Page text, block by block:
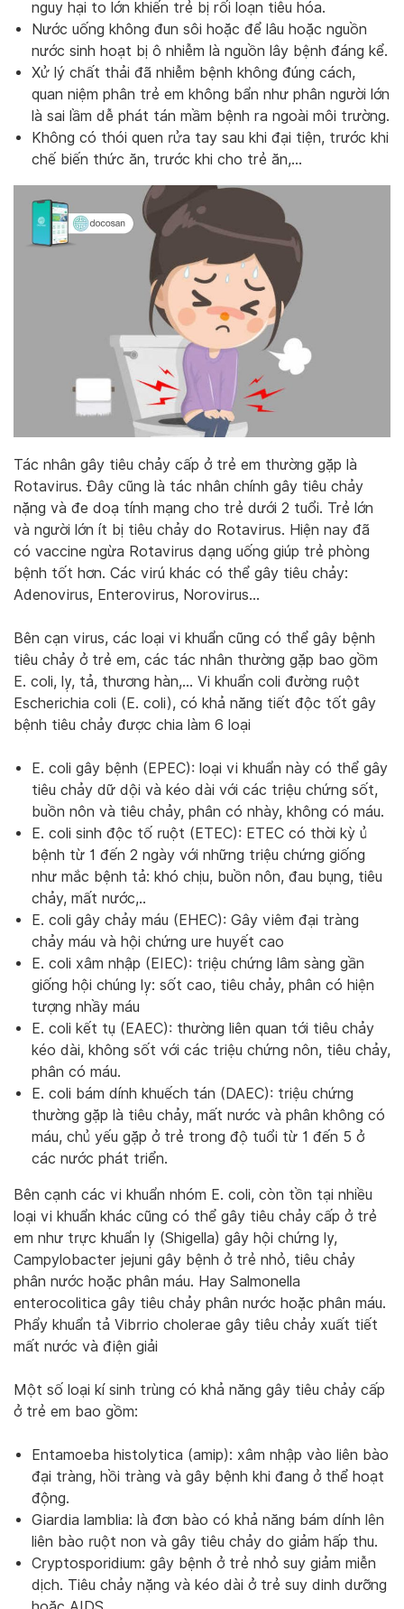
nguy hại to lớn khiến trẻ bị rối loạn tiêu hóa.
Nước uống không đun sôi hoặc để lâu hoặc nguồn
nước sinh hoạt bị ô nhiễm là nguồn lây bệnh đáng kể.
Xử lý chất thải đã nhiễm bệnh không đúng cách,
quan niệm phân trẻ em không bẩn như phân người lớn
là sai lầm dễ phát tán mầm bệnh ra ngoài môi trường.
Không có thói quen rửa tay sau khi đại tiện, trước khi
chế biến thức ăn, trước khi cho trẻ ăn,…
Tác nhân gây tiêu chảy cấp ở trẻ em thường gặp là
Rotavirus. Đây cũng là tác nhân chính gây tiêu chảy
nặng và đe doạ tính mạng cho trẻ dưới 2 tuổi. Trẻ lớn
và người lớn ít bị tiêu chảy do Rotavirus. Hiện nay đã
có vaccine ngừa Rotavirus dạng uống giúp trẻ phòng
bệnh tốt hơn. Các virú khác có thể gây tiêu chảy:
Adenovirus, Enterovirus, Norovirus…
Bên cạn virus, các loại vi khuẩn cũng có thể gây bệnh
tiêu chảy ở trẻ em, các tác nhân thường gặp bao gồm
E. coli, lỵ, tả, thương hàn,… Vi khuẩn coli đường ruột
Escherichia coli (E. coli), có khả năng tiết độc tốt gây
bệnh tiêu chảy được chia làm 6 loại
E. coli gây bệnh (EPEC): loại vi khuẩn này có thể gây
tiêu chảy dữ dội và kéo dài với các triệu chứng sốt,
buồn nôn và tiêu chảy, phân có nhày, không có máu.
E. coli sinh độc tố ruột (ETEC): ETEC có thời kỳ ủ
bệnh từ 1 đến 2 ngày với những triệu chứng giống
như mắc bệnh tả: khó chịu, buồn nôn, đau bụng, tiêu
chảy, mất nước,..
E. coli gây chảy máu (EHEC): Gây viêm đại tràng
chảy máu và hội chứng ure huyết cao
E. coli xâm nhập (EIEC): triệu chứng lâm sàng gần
giống hội chúng lỵ: sốt cao, tiêu chảy, phân có hiện
tượng nhầy máu
E. coli kết tụ (EAEC): thường liên quan tới tiêu chảy
kéo dài, không sốt với các triệu chứng nôn, tiêu chảy,
phân có máu.
E. coli bám dính khuếch tán (DAEC): triệu chứng
thường gặp là tiêu chảy, mất nước và phân không có
máu, chủ yếu gặp ở trẻ trong độ tuổi từ 1 đến 5 ở
các nước phát triển.
Bên cạnh các vi khuẩn nhóm E. coli, còn tồn tại nhiều
loại vi khuẩn khác cũng có thể gây tiêu chảy cấp ở trẻ
em như trực khuẩn lỵ (Shigella) gây hội chứng lỵ,
Campylobacter jejuni gây bệnh ở trẻ nhỏ, tiêu chảy
phân nước hoặc phân máu. Hay Salmonella
enterocolitica gây tiêu chảy phân nước hoặc phân máu.
Phẩy khuẩn tả Vibrrio cholerae gây tiêu chảy xuất tiết
mất nước và điện giải
Một số loại kí sinh trùng có khả năng gây tiêu chảy cấp
ở trẻ em bao gồm:
Entamoeba histolytica (amip): xâm nhập vào liên bào
đại tràng, hồi tràng và gây bệnh khi đang ở thể hoạt
động.
Giardia lamblia: là đơn bào có khả năng bám dính lên
liên bào ruột non và gây tiêu chảy do giảm hấp thu.
Cryptosporidium: gây bệnh ở trẻ nhỏ suy giảm miễn
dịch. Tiêu chảy nặng và kéo dài ở trẻ suy dinh dưỡng